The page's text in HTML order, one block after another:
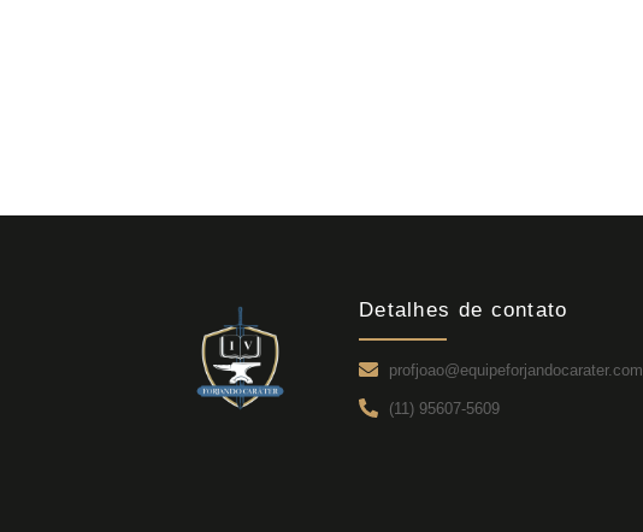
Detalhes de contato
profjoao@equipeforjandocarater.com
(11) 95607-5609